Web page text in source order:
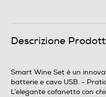
Descrizione
Smart Wine Set è un
batterie e cavo USB. -
L’elegante cofanetto con